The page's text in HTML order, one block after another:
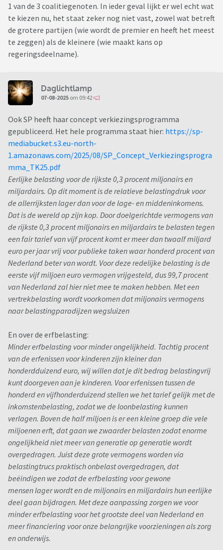
1 van de 3 coalitiegenoten. In ieder geval lijkt er wel echt wat
te kiezen nu, het staat zeker nog niet vast, zowel wat betreft
de grotere partijen (wie wordt de premier en heeft het meest
te zeggen) als de kleinere (wie maakt kans op
regeringsdeelname).
Daglichtlamp
07-08-2025 om 09:42
Ook SP heeft haar concept verkiezingsprogramma
gepubliceerd. Het hele programma staat hier: https://sp-
mediabucket.s3.eu-north-
1.amazonaws.com/2025/08/SP_Concept_Verkiezingsprogra
mma_TK25.pdf
Eerlijke belasting voor de rijkste 0,3 procent miljonairs en
miljardairs. Op dit moment is de relatieve belastingdruk voor
de allerrijksten lager dan voor de lage- en middeninkomens.
Dat is de wereld op zijn kop. Door doelgerichtde vermogens van
de rijkste 0,3 procent miljonairs en miljardairs te belasten tegen
een fair tarief van vijf procent komt er meer dan twaalf miljard
euro per jaar vrij voor publieke taken waar honderd procent van
Nederland beter van wordt. Voor deze redelijke belasting is de
eerste vijf miljoen euro vermogen vrijgesteld, dus 99,7 procent
van Nederland zal hier niet mee te maken hebben. Met een
vertrekbelasting wordt voorkomen dat miljonairs vermogens
naar belastingparadijzen wegsluizen
En over de erfbelasting:
Minder erfbelasting voor minder ongelijkheid. Tachtig procent
van de erfenissen voor kinderen zijn kleiner dan
honderdduizend euro, wij willen dat je dit bedrag belastingvrij
kunt doorgeven aan je kinderen. Voor erfenissen tussen de
honderd en vijfhonderduizend stellen we het tarief gelijk met de
inkomstenbelasting, zodat we de loonbelasting kunnen
verlagen. Boven de half miljoen is er een kleine groep die vele
miljoenen erft, dat gaan we zwaarder belasten zodat enorme
ongelijkheid niet meer van generatie op generatie wordt
overgedragen. Juist deze grote vermogens worden via
belastingtrucs praktisch onbelast overgedragen, dat
beëindigen we zodat de erfbelasting voor gewone
mensen lager wordt en de miljonairs en miljardairs hun eerlijke
deel gaan bijdragen. Met deze aanpassing zorgen we voor
minder erfbelasting voor het grootste deel van Nederland en
meer financiering voor onze belangrijke voorzieningen als zorg
en onderwijs.